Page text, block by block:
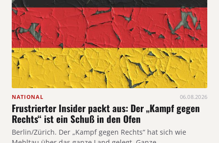
NATIONAL 06.08.2026
Frustrierter Insider packt aus: Der „Kampf gegen
Rechts“ ist ein Schuß in den Ofen
Berlin/Zürich. Der „Kampf gegen Rechts“ hat sich wie